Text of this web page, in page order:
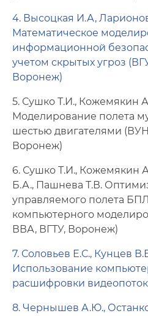
4. Высоцкая И.А,
Математическое
информационной
учетом скрытых угроз
Воронеж)
5. Сушко Т.И., Кожемякин
Моделирование полета
шестью двигателями
Воронеж)
6. Сушко Т.И., Кожемякин
Б.А., Пашнева Т.В.
управляемого полета
компьютерного
ВВА, ВГТУ, Воронеж)
7. Соловьев Е.С., Кунцев
Использование
расшифровки
8. Чернышев А.Ю.,